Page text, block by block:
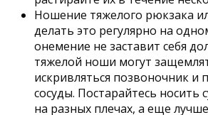
Ношение тяжелого рюкзака
делать это регулярно на
онемение не заставит себя
тяжелой ноши могут
искривляться позвоночник и
сосуды. Постарайтесь носить
на разных плечах, а еще